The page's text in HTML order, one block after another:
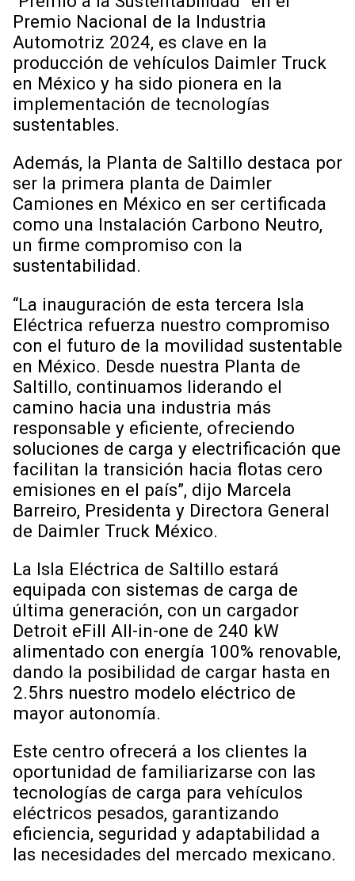
Premio Nacional de la Industria
Automotriz 2024, es clave en la
producción de vehículos Daimler Truck
en México y ha sido pionera en la
implementación de tecnologías
sustentables.
Además, la Planta de Saltillo destaca por
ser la primera planta de Daimler
Camiones en México en ser certificada
como una Instalación Carbono Neutro,
un firme compromiso con la
sustentabilidad.
“La inauguración de esta tercera Isla
Eléctrica refuerza nuestro compromiso
con el futuro de la movilidad sustentable
en México. Desde nuestra Planta de
Saltillo, continuamos liderando el
camino hacia una industria más
responsable y eficiente, ofreciendo
soluciones de carga y electrificación que
facilitan la transición hacia flotas cero
emisiones en el país”, dijo Marcela
Barreiro, Presidenta y Directora General
de Daimler Truck México.
La Isla Eléctrica de Saltillo estará
equipada con sistemas de carga de
última generación, con un cargador
Detroit eFill All-in-one de 240 kW
alimentado con energía 100% renovable,
dando la posibilidad de cargar hasta en
2.5hrs nuestro modelo eléctrico de
mayor autonomía.
Este centro ofrecerá a los clientes la
oportunidad de familiarizarse con las
tecnologías de carga para vehículos
eléctricos pesados, garantizando
eficiencia, seguridad y adaptabilidad a
las necesidades del mercado mexicano.